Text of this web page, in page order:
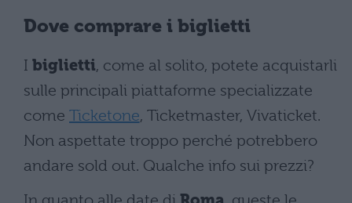
Dove comprare i biglietti
I biglietti, come al solito, potete acquistarli
sulle principali piattaforme specializzate
come Ticketone, Ticketmaster, Vivaticket.
Non aspettate troppo perché potrebbero
andare sold out. Qualche info sui prezzi?